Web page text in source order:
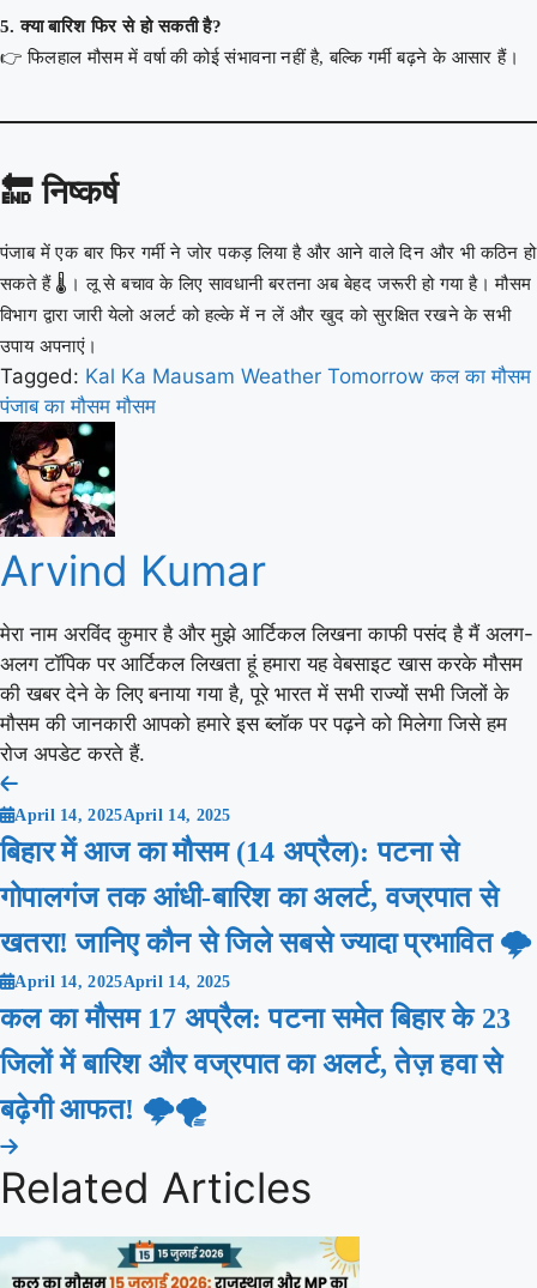
5. क्या बारिश फिर से हो सकती है?
👉 फिलहाल मौसम में वर्षा की कोई संभावना नहीं है, बल्कि गर्मी बढ़ने के आसार हैं।
🔚 निष्कर्ष
पंजाब में एक बार फिर गर्मी ने जोर पकड़ लिया है और आने वाले दिन और भी कठिन हो
सकते हैं 🌡️। लू से बचाव के लिए सावधानी बरतना अब बेहद जरूरी हो गया है। मौसम
विभाग द्वारा जारी येलो अलर्ट को हल्के में न लें और खुद को सुरक्षित रखने के सभी
उपाय अपनाएं।
Tagged: Kal Ka Mausam Weather Tomorrow कल का मौसम
पंजाब का मौसम मौसम
Arvind Kumar
मेरा नाम अरविंद कुमार है और मुझे आर्टिकल लिखना काफी पसंद है मैं अलग-
अलग टॉपिक पर आर्टिकल लिखता हूं हमारा यह वेबसाइट खास करके मौसम
की खबर देने के लिए बनाया गया है, पूरे भारत में सभी राज्यों सभी जिलों के
मौसम की जानकारी आपको हमारे इस ब्लॉक पर पढ़ने को मिलेगा जिसे हम
रोज अपडेट करते हैं.
Post
navigation
April 14, 2025April 14, 2025
बिहार में आज का मौसम (14 अप्रैल): पटना से
गोपालगंज तक आंधी-बारिश का अलर्ट, वज्रपात से
खतरा! जानिए कौन से जिले सबसे ज्यादा प्रभावित 🌩️
April 14, 2025April 14, 2025
कल का मौसम 17 अप्रैल: पटना समेत बिहार के 23
जिलों में बारिश और वज्रपात का अलर्ट, तेज़ हवा से
बढ़ेगी आफत! 🌩️🌪️
Related Articles